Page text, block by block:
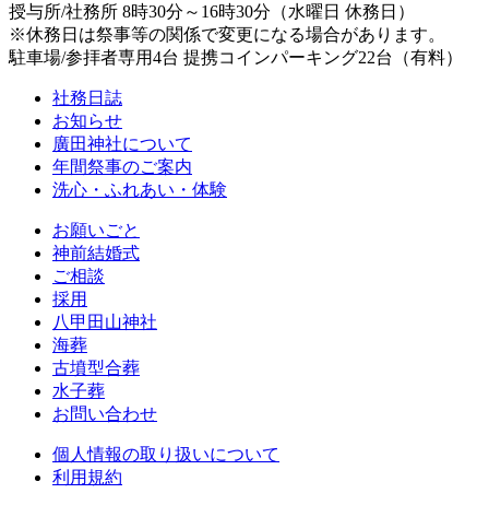
授与所/社務所 8時30分～16時30分（水曜日 休務日）
※休務日は祭事等の関係で変更になる場合があります。
駐車場/参拝者専用4台 提携コインパーキング22台（有料）
社務日誌
お知らせ
廣田神社について
年間祭事のご案内
洗心・ふれあい・体験
お願いごと
神前結婚式
ご相談
採用
八甲田山神社
海葬
古墳型合葬
水子葬
お問い合わせ
個人情報の取り扱いについて
利用規約